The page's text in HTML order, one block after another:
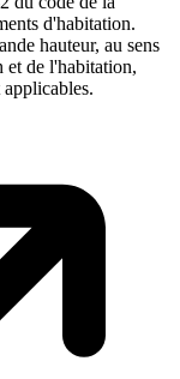
d'habitation.
hauteur, au sens
et de l'habitation,